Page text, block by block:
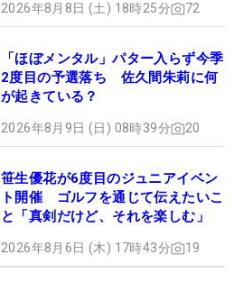
2026年8月8日 (土) 18時25分 72
「ほぼメンタル」パター入らず今季
2度目の予選落ち 佐久間朱莉に何
が起きている？
2026年8月9日 (日) 08時39分 20
笹生優花が6度目のジュニアイベン
ト開催 ゴルフを通じて伝えたいこ
と「真剣だけど、それを楽しむ」
2026年8月6日 (木) 17時43分 19